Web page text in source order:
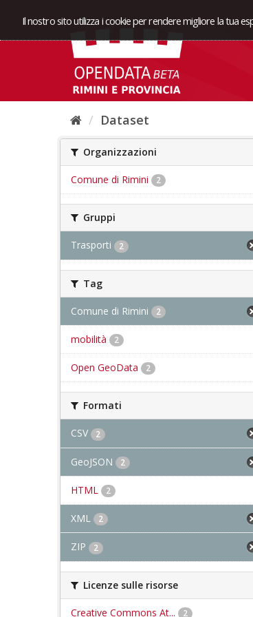
Il nostro sito utilizza i cookie per rendere migliore la tua
Dataset
Organizzazioni
Comune di Rimini 2
Gruppi
Trasporti 2
Tag
Comune di Rimini 2
mobilità 2
Open GeoData 2
Formati
CSV 2
GeoJSON 2
HTML 2
XML 2
ZIP 2
Licenze sulle risorse
Creative Commons At... 2